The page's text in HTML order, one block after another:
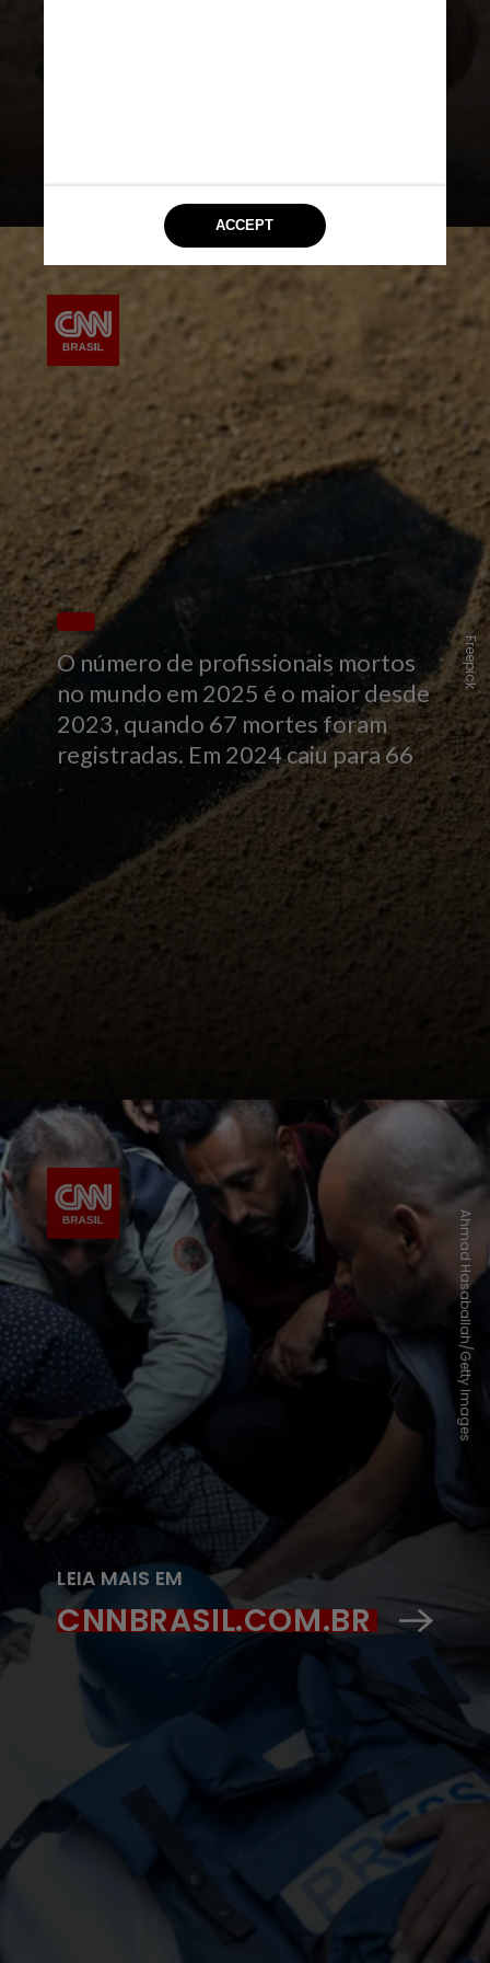
O número de profissionais mortos
no mundo em 2025 é o maior desde
2023, quando 67 mortes foram
registradas. Em 2024 caiu para 66
Freepick
Ahmad Hasaballah/Getty Images
LEIA MAIS EM
CNNBRASIL.COM.BR